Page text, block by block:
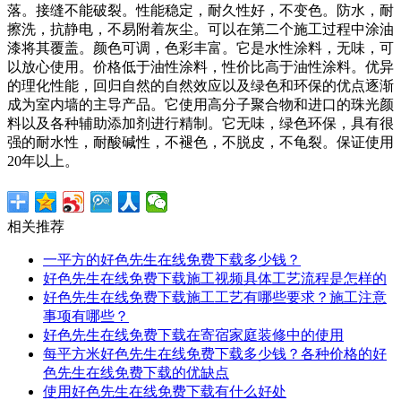
落。接缝不能破裂。性能稳定，耐久性好，不变色。防水，耐
擦洗，抗静电，不易附着灰尘。可以在第二个施工过程中涂油
漆将其覆盖。颜色可调，色彩丰富。它是水性涂料，无味，可
以放心使用。价格低于油性涂料，性价比高于油性涂料。优异
的理化性能，回归自然的自然效应以及绿色和环保的优点逐渐
成为室内墙的主导产品。它使用高分子聚合物和进口的珠光颜
料以及各种辅助添加剂进行精制。它无味，绿色环保，具有很
强的耐水性，耐酸碱性，不褪色，不脱皮，不龟裂。保证使用
20年以上。
相关推荐
一平方的好色先生在线免费下载多少钱？
好色先生在线免费下载施工视频具体工艺流程是怎样的
好色先生在线免费下载施工工艺有哪些要求？施工注意
事项有哪些？
好色先生在线免费下载在寄宿家庭装修中的使用
每平方米好色先生在线免费下载多少钱？各种价格的好
色先生在线免费下载的优缺点
使用好色先生在线免费下载有什么好处